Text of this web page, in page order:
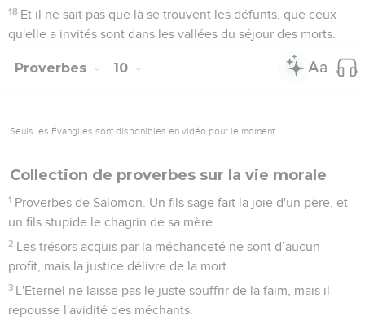
18 Et il ne sait pas que là se trouvent les défunts, que ceux
qu'elle a invités sont dans les vallées du séjour des morts.
Proverbes 10
Seuls les Évangiles sont disponibles en vidéo pour le moment.
Collection de proverbes sur la vie morale
1 Proverbes de Salomon. Un fils sage fait la joie d'un père, et
un fils stupide le chagrin de sa mère.
2 Les trésors acquis par la méchanceté ne sont d’aucun
profit, mais la justice délivre de la mort.
3 L'Eternel ne laisse pas le juste souffrir de la faim, mais il
repousse l'avidité des méchants.